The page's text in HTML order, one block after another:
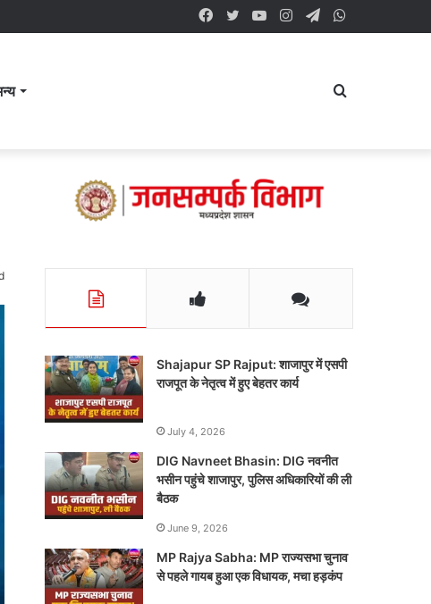
Telegram
Instagram
YouTube
Twitter
Facebook
Search
Shajapur SP Rajput: शाजापुर में एसपी
राजपूत के नेतृत्व में हुए बेहतर कार्य
July 4, 2026
DIG Navneet Bhasin: DIG नवनीत
भसीन पहुंचे शाजापुर, पुलिस अधिकारियों की ली
बैठक
June 9, 2026
MP Rajya Sabha: MP राज्यसभा चुनाव
से पहले गायब हुआ एक विधायक, मचा हड़कंप